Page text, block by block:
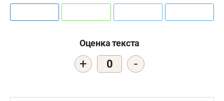
Оценка текста
+ 0 -